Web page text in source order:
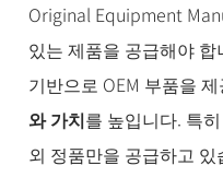
및
취
급
제
품
BUSINESS
& 기술 문
Original Equipment
있는 제품을 공급해야
기반으로 OEM 부품을
와 가치를 높입니다. 특
외 정품만을 공급하고 있